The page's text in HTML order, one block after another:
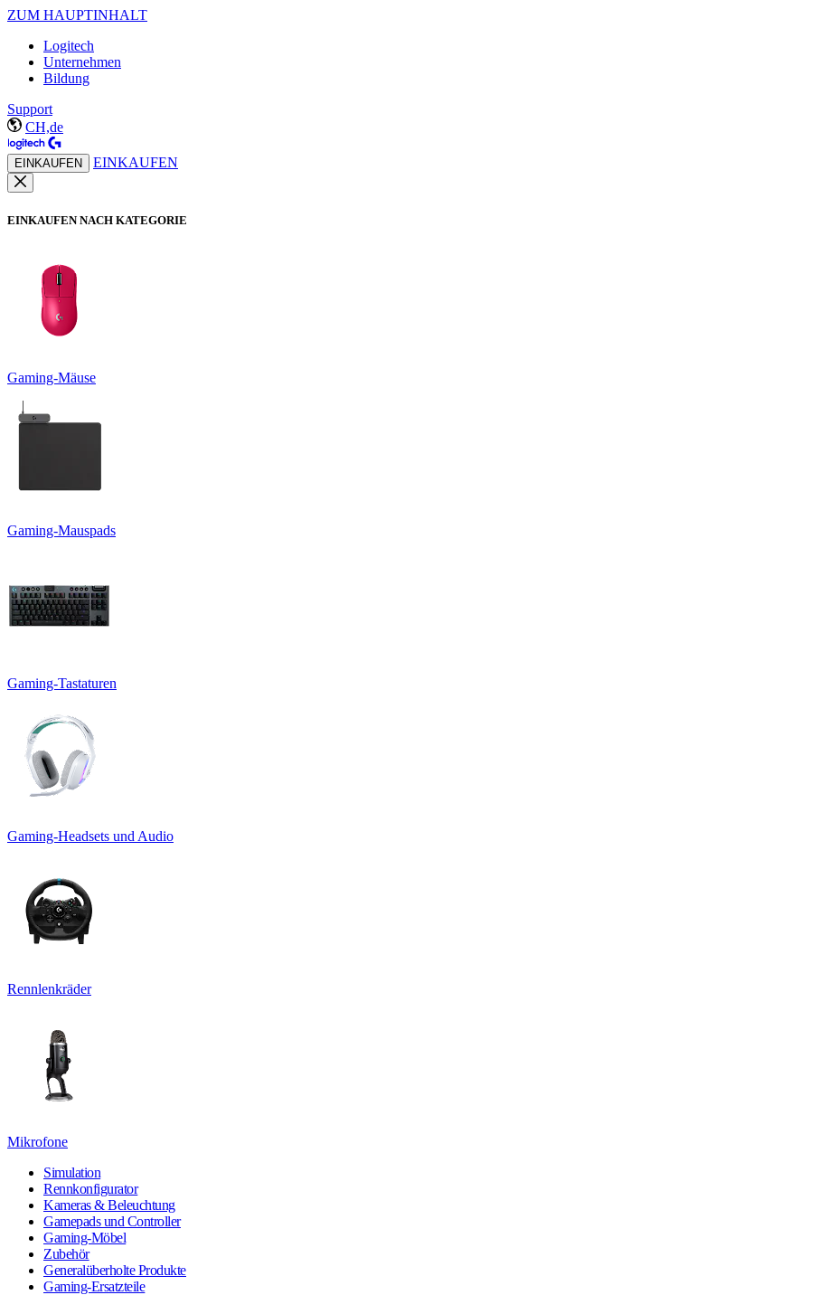
ZUM HAUPTINHALT
Logitech
Unternehmen
Bildung
Support
CH,de
EINKAUFEN EINKAUFEN
EINKAUFEN NACH KATEGORIE
Gaming-Mäuse
Gaming-Mauspads
Gaming-Tastaturen
Gaming-Headsets und Audio
Rennlenkräder
Mikrofone
Simulation
Rennkonfigurator
Kameras & Beleuchtung
Gamepads und Controller
Gaming-Möbel
Zubehör
Generalüberholte Produkte
Gaming-Ersatzteile